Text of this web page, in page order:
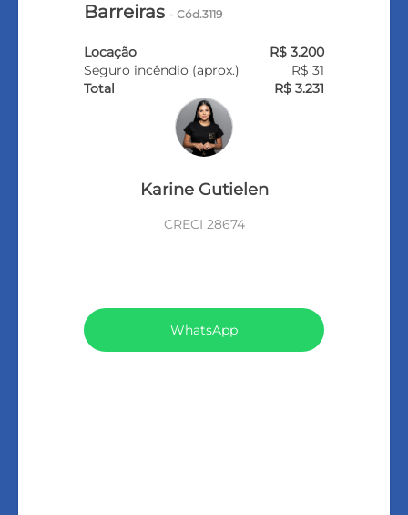
Barreiras- Cód.3119
Locação
R$ 3.200
Seguro incêndio (aprox.)
R$ 31
Total
R$ 3.231
Karine Gutielen
CRECI 28674
WhatsApp